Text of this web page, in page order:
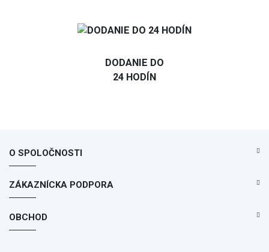
DODANIE DO
24 HODÍN
O SPOLOČNOSTI
ZÁKAZNÍCKA PODPORA
OBCHOD